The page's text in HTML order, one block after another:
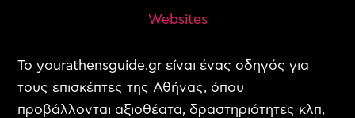
Graphic Design
E Digital Marketing
Portfolio
Websites
Το yourathensguide.gr είναι ένας οδηγός για
τους επισκέπτες της Αθήνας, όπου
προβάλλονται αξιοθέατα, δραστηριότητες κλπ,